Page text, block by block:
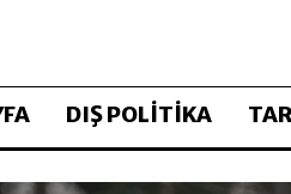
DIŞ POLİTİKA